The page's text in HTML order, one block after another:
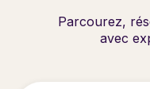
Parcourez,
avec